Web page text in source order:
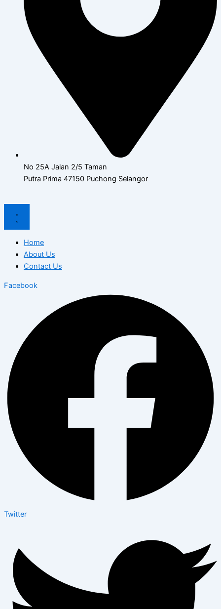
No 25A Jalan 2/5 Taman
Putra Prima 47150 Puchong Selangor
Home
About Us
Contact Us
Facebook
Twitter